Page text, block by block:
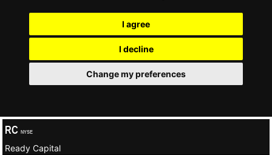
I agree
I decline
Change my preferences
RC NYSE
Ready Capital